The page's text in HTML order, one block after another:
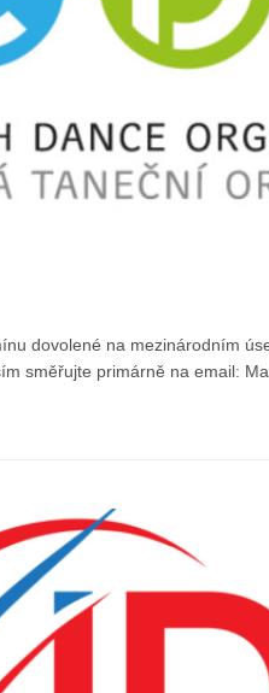
dovolené na mezinárodním
směřujte primárně na email: